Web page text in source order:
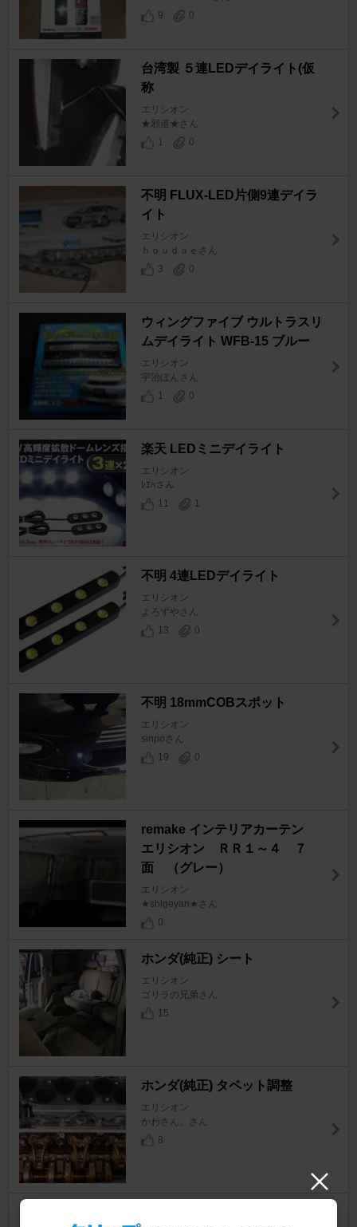
9
0
台湾製 ５連LEDデイライト(仮
称
エリシオン
★邪道★さん
1
0
不明 FLUX-LED片側9連デイラ
イト
エリシオン
ｈｏｕｄａｅさん
3
0
ウィングファイブ ウルトラスリ
ムデイライト WFB-15 ブルー
エリシオン
宇治ぼんさん
1
0
楽天 LEDミニデイライト
エリシオン
ﾚｴﾊさん
11
1
不明 4連LEDデイライト
エリシオン
よろずやさん
13
0
不明 18mmCOBスポット
エリシオン
sinpoさん
19
0
remake インテリアカーテン
エリシオン ＲＲ１～４ ７
面 （グレー）
エリシオン
★shigeyan★さん
0
ホンダ(純正) シート
エリシオン
ゴリラの兄弟さん
15
ホンダ(純正) タペット調整
エリシオン
かわさん。さん
8